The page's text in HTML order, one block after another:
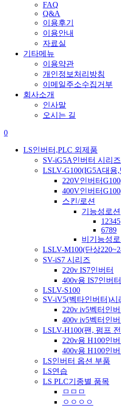
FAQ
Q&A
이용후기
이용안내
자료실
기타메뉴
이용약관
개인정보처리방침
이메일주소수집거부
회사소개
인사말
오시는 길
0
LS인버터,PLC 외제품
SV-iG5A인버터 시리즈
LSLV-G100(IG5A대용
220V인버터
400V인버터
스킨/로션
기능성로션
12345
6789
비기능성
LSLV-M100(단상
SV-iS7 시리즈
220v IS7인버터
400v용 IS7인버터
LSLV-S100
SV-iV5(벡타인버터)시
220v iv5벡터인버
400v iv5벡터인버
LSLV-H100(팬, 펌프
220v용 H100인버
400v용 H100인버
LS인버터 옵션 부품
LS연습
LS PLC기종별 품목
ㅁㅁㅁ
ㅇㅇㅇㅇ